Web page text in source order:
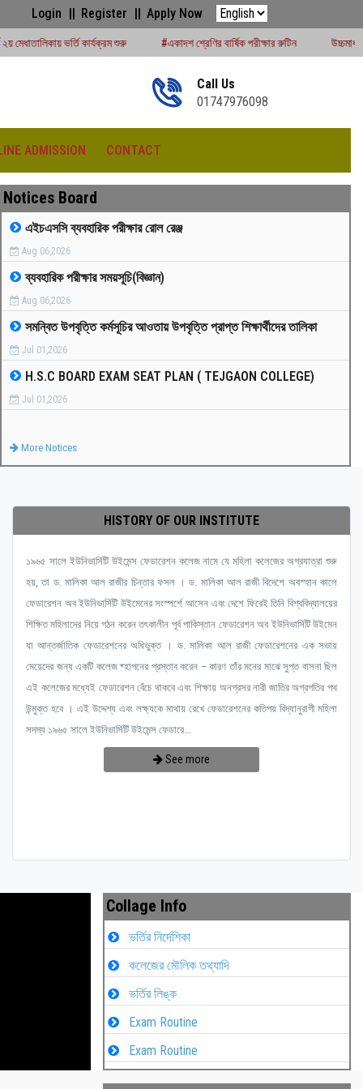
Login Register Apply Now
শুরু #একাদশ শ্রেণির বার্ষিক পরীক্ষার রুটিন উচ্চমাধ্যমিক সেশন (২০২৪-২৫)
Call Us
01747976098
ADMISSION CONTACT
প্রতিযোগিতা -২০২৫
Notices Board
এইচএসসি ব্যবহারিক পরীক্ষার রোল রেঞ্জ
Aug 06,2026
ব্যবহারিক পরীক্ষার সময়সূচি(বিজ্ঞান)
Aug 06,2026
সমন্বিত উপবৃত্তি কর্মসূচির আওতায় উপবৃত্তি প্রাপ্ত শিক্ষার্থীদের তালিকা
Jul 01,2026
H.S.C BOARD EXAM SEAT PLAN ( TEJGAON COLLEGE)
Jul 01,2026
More Notices
HISTORY OF OUR INSTITUTE
১৯৬৫ সালে ইউনিভার্সিটি উইমেন্স ফেডারেশন কলেজ নামে যে মহিলা কলেজের অগ্রযাত্রা শুরু
হয়, তা ড. মালিকা আল রাজীর চিন্তার ফসল । ড. মালিকা আল রাজী বিদেশে অবস্হান কালে
ফেডারেশন অব ইউনিভার্সিটি উইমেনের সংস্পর্শে আসেন এবং দেশে ফিরেই তিনি বিশ্ববিদ্যালয়ের
শিক্ষিত মহিলাদের নিয়ে গঠন করেন তৎকালীন পূর্ব পাকিস্তান ফেডারেশন অব ইউনিভার্সিটি উইমেন
যা আন্তর্জাতিক ফেডারেশনের অধিভুক্ত । ড. মালিকা আল রাজী ফেডারেশনের এক সভায়
মেয়েদের জন্য একটি কলেজ ষ্হাপনের প্রস্তাব করেন – কারণ তাঁর মনের মাঝে সুপ্ত বাসনা ছিল
এই কলেজের মধ্যেই ফেডারেশন বেঁচে থাকবে এবং শিক্ষায় অনগ্রসর নারী জাতির অগ্রগতির পথ
উন্মুক্ত হবে । এই উদ্দেশ্য এবং লক্ষ্যকে মাথায় রেখে ফেডারেশনের কতিপয় বিদ্যানুরাগী মহিলা
সদস্য ১৯৬৫ সালে ইউনিভার্সিটি উইমেন্স ফেডারে...
See more
Collage Info
ভর্তির নির্দেশিকা
কলেজের মৌলিক তথ্যাদি
ভর্তির লিঙ্ক
Exam Routine
Exam Routine